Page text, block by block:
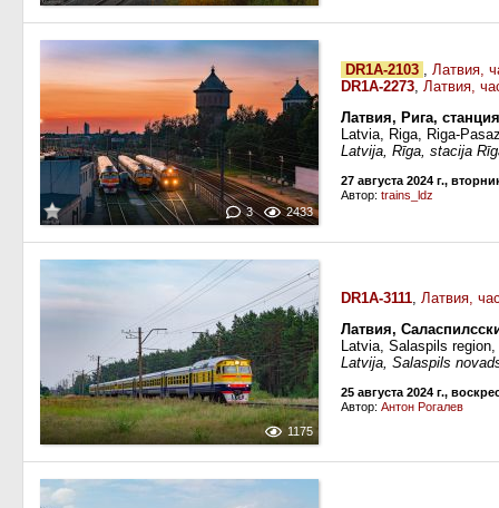
3 2433
DR1A-2103 , Латвия,
DR1A-2273, Латвия,
Латвия, Рига,
Latvia, Riga, Riga-
Latvija, Rīga, stacija
27 августа 2024 г.,
Автор: trains_ldz
1175
DR1A-3111, Латвия,
Латвия,
Latvia, Salaspils
Latvija, Salaspils
25 августа 2024 г.,
Автор: Антон Рогалев